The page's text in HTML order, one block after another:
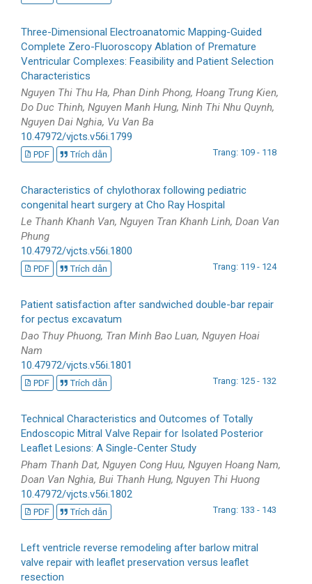
Three-Dimensional Electroanatomic Mapping-Guided
Complete Zero-Fluoroscopy Ablation of Premature
Ventricular Complexes: Feasibility and Patient Selection
Characteristics
Nguyen Thi Thu Ha, Phan Dinh Phong, Hoang Trung Kien,
Do Duc Thinh, Nguyen Manh Hung, Ninh Thi Nhu Quynh,
Nguyen Dai Nghia, Vu Van Ba
10.47972/vjcts.v56i.1799
PDF Trích dẫn Trang: 109 - 118
Characteristics of chylothorax following pediatric
congenital heart surgery at Cho Ray Hospital
Le Thanh Khanh Van, Nguyen Tran Khanh Linh, Doan Van
Phung
10.47972/vjcts.v56i.1800
PDF Trích dẫn Trang: 119 - 124
Patient satisfaction after sandwiched double-bar repair
for pectus excavatum
Dao Thuy Phuong, Tran Minh Bao Luan, Nguyen Hoai
Nam
10.47972/vjcts.v56i.1801
PDF Trích dẫn Trang: 125 - 132
Technical Characteristics and Outcomes of Totally
Endoscopic Mitral Valve Repair for Isolated Posterior
Leaflet Lesions: A Single-Center Study
Pham Thanh Dat, Nguyen Cong Huu, Nguyen Hoang Nam,
Doan Van Nghia, Bui Thanh Hung, Nguyen Thi Huong
10.47972/vjcts.v56i.1802
PDF Trích dẫn Trang: 133 - 143
Left ventricle reverse remodeling after barlow mitral
valve repair with leaflet preservation versus leaflet
resection